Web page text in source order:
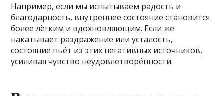
Например, если мы испытываем радость и
благодарность, внутреннее состояние становится
более лёгким и вдохновляющим. Если же
накатывает раздражение или усталость,
состояние пьёт из этих негативных источников,
усиливая чувство неудовлетворённости.